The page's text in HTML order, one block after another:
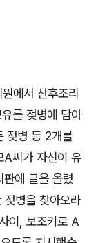
에서 산후조리
를 젖병에 담아
젖병 등 2개를
A씨가 자신이 유
에 글을 올렸
젖병을 찾아오라
이 , 보조키로 A